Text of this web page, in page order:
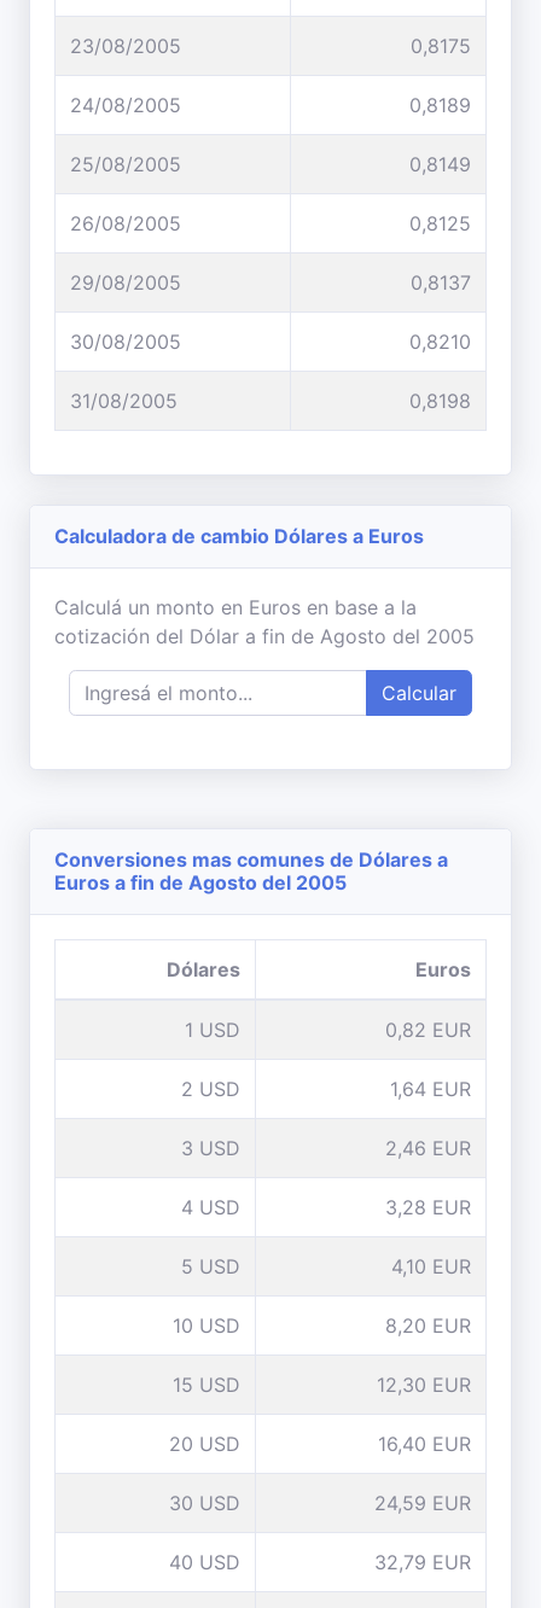
23/08/2005 0,8175
24/08/2005 0,8189
25/08/2005 0,8149
26/08/2005 0,8125
29/08/2005 0,8137
30/08/2005 0,8210
31/08/2005 0,8198
Calculadora de cambio Dólares a Euros
Calculá un monto en Euros en base a la
cotización del Dólar a fin de Agosto del 2005
Calcular
Conversiones mas comunes de Dólares a
Euros a fin de Agosto del 2005
Dólares Euros
1 USD 0,82 EUR
2 USD 1,64 EUR
3 USD 2,46 EUR
4 USD 3,28 EUR
5 USD 4,10 EUR
10 USD 8,20 EUR
15 USD 12,30 EUR
20 USD 16,40 EUR
30 USD 24,59 EUR
40 USD 32,79 EUR